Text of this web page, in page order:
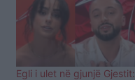
Egli i ulet në gjunjë Gjestit: